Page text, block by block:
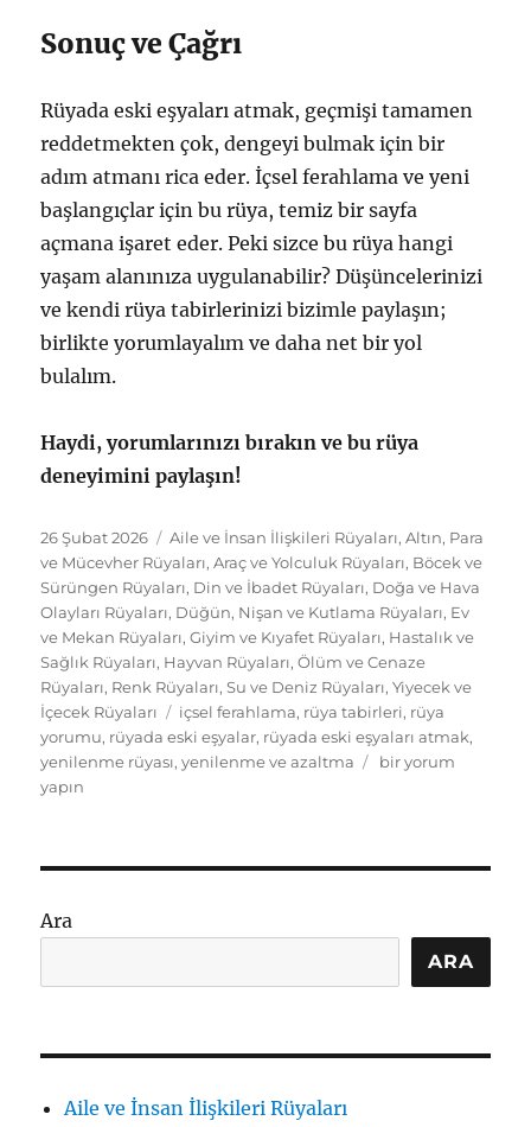
Sonuç ve Çağrı
Rüyada eski eşyaları atmak, geçmişi tamamen
reddetmekten çok, dengeyi bulmak için bir
adım atmanı rica eder. İçsel ferahlama ve yeni
başlangıçlar için bu rüya, temiz bir sayfa
açmana işaret eder. Peki sizce bu rüya hangi
yaşam alanınıza uygulanabilir? Düşüncelerinizi
ve kendi rüya tabirlerinizi bizimle paylaşın;
birlikte yorumlayalım ve daha net bir yol
bulalım.
Haydi, yorumlarınızı bırakın ve bu rüya
deneyimini paylaşın!
Yayın
tarihi
26 Şubat 2026 Kategoriler
Aile ve İnsan İlişkileri Rüyaları,Altın, Para
ve Mücevher Rüyaları,Araç ve Yolculuk Rüyaları, Böcek ve
Sürüngen Rüyaları, Din ve İbadet Rüyaları, Doğa ve Hava
Olayları Rüyaları, Düğün, Nişan ve Kutlama Rüyaları, Ev
ve Mekan Rüyaları,Giyim ve Kıyafet Rüyaları, Hastalık ve
Sağlık Rüyaları, Hayvan Rüyaları,Ölüm ve Cenaze
Rüyaları, Renk Rüyaları,Su ve Deniz Rüyaları,Yiyecek ve
İçecek Rüyaları
Etiketler
içsel ferahlama, rüya tabirleri, rüya
yorumu, rüyada eski eşyalar, rüyada eski eşyaları atmak,
yenilenme rüyası,yenilenme ve azaltma
Rüyada
Yeni
Başlangıçlar
için
bir yorum
yapın
Ara
ARA
Aile ve İnsan İlişkileri Rüyaları